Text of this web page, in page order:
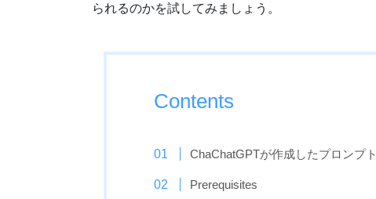
られるのかを試してみましょう。
Contents
ChaChatGPTが作成したプロンプト
Prerequisites